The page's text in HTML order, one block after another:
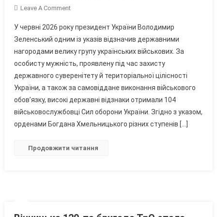
Leave A CommentOn
Із
Вінниччини
Став
Повним
Кавалером
Ордена
Хмельницького
У червні 2026 року президент України Володимир
Зеленський одним із указів відзначив державними
нагородами велику групу українських військових. За
особисту мужність, проявлену під час захисту
державного суверенітету й територіальної цілісності
України, а також за самовіддане виконання військового
обов’язку, високі державні відзнаки отримали 104
військовослужбовці Сил оборони України. Згідно з указом,
орденами Богдана Хмельницького різних ступенів […]
Продовжити читання